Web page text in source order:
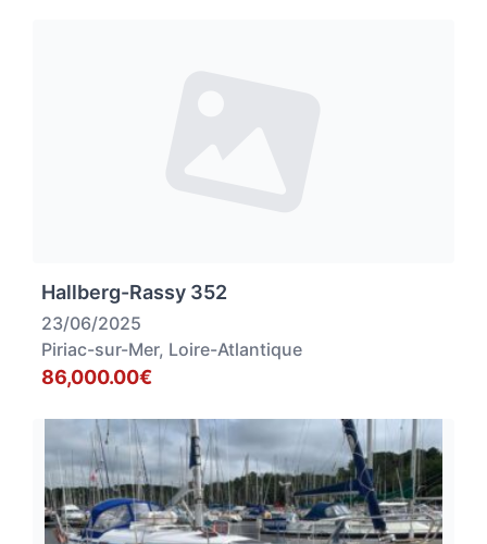
Hallberg-Rassy 352
23/06/2025
Piriac-sur-Mer, Loire-Atlantique
86,000.00€